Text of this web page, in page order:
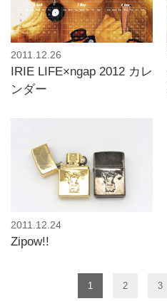
2011.12.26
IRIE LIFE×ngap 2012 カレ
ンダー
2011.12.24
Zipow!!
1 2 3